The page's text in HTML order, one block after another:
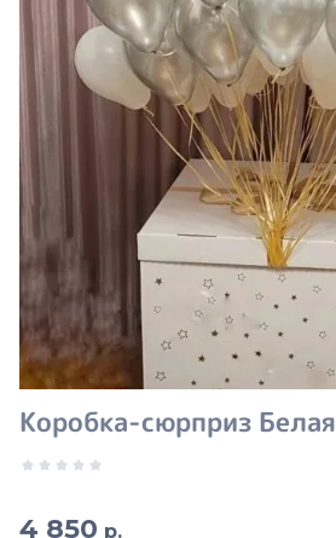
Коробка-сюрприз Белая
4 850 р.